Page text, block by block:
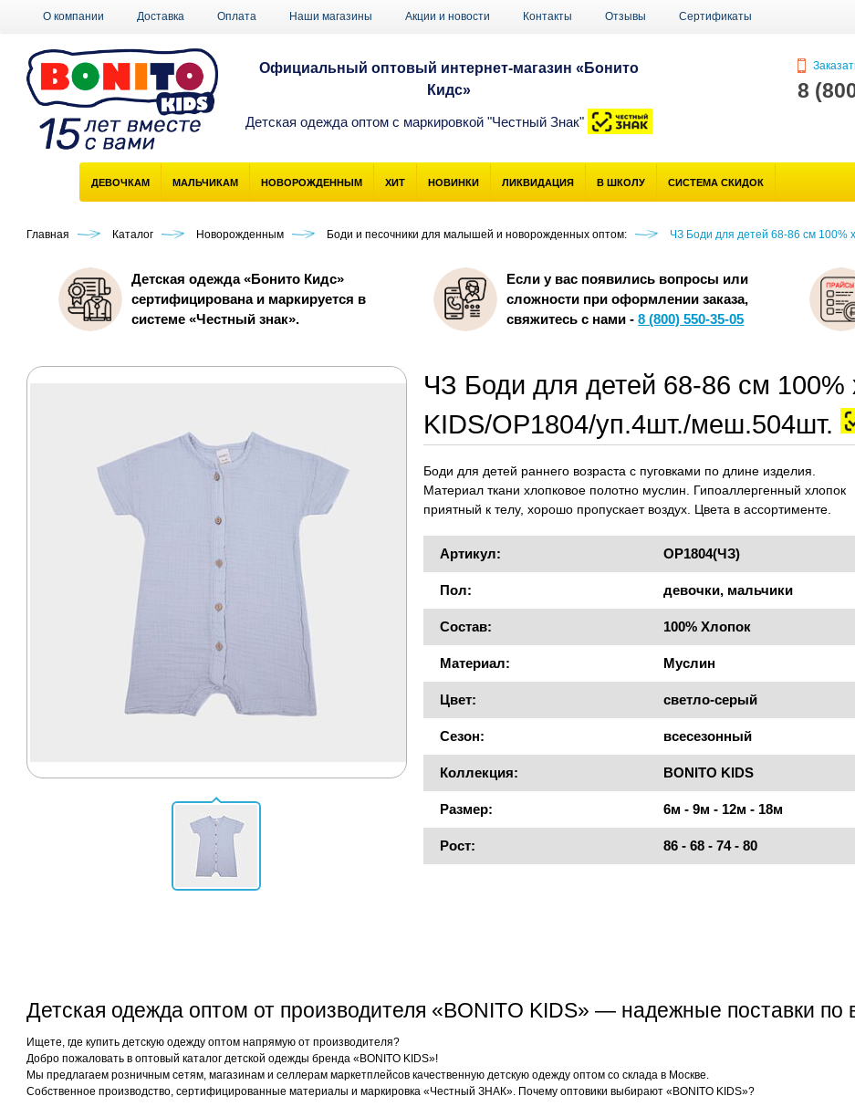
О компании Доставка Оплата Наши магазины Акции и новости Контакты Отзывы Сертификаты
8
Официальный оптовый интернет-магазин «Бонито
Кидс»
Детская одежда оптом с маркировкой "Честный Знак"
ДЕВОЧКАМ МАЛЬЧИКАМ НОВОРОЖДЕННЫМ ХИТ НОВИНКИ ЛИКВИДАЦИЯ В ШКОЛУ СИСТЕМА СКИДОК
Главная Каталог Новорожденным Боди и песочники для малышей и новорожденных оптом: ЧЗ Боди для детей 68-86 см 100%
Детская одежда «Бонито Кидс»
сертифицирована и маркируется в
системе «Честный знак».
Если у вас появились вопросы или
сложности при оформлении заказа,
свяжитесь с нами -8 (800) 550-35-05
ЧЗ Боди для детей 68-86 см 100%
KIDS/OP1804/уп.4шт./меш.504шт.
Боди для детей раннего возраста с пуговками по длине изделия.
Материал ткани хлопковое полотно муслин. Гипоаллергенный хлопок
приятный к телу, хорошо пропускает воздух. Цвета в ассортименте.
Артикул: OP1804(ЧЗ)
Пол: девочки, мальчики
Состав: 100% Хлопок
Материал: Муслин
Цвет: светло-серый
Сезон: всесезонный
Коллекция: BONITO KIDS
Размер: 6м - 9м - 12м - 18м
Рост: 86 - 68 - 74 - 80
Детская одежда оптом от производителя «BONITO KIDS» — надежные поставки
Ищете, где купить детскую одежду оптом напрямую от производителя?
Добро пожаловать в оптовый каталог детской одежды бренда «BONITO KIDS»!
Мы предлагаем розничным сетям, магазинам и селлерам маркетплейсов качественную детскую одежду оптом со склада в Москве.
Собственное производство, сертифицированные материалы и маркировка «Честный ЗНАК». Почему оптовики выбирают «BONITO KIDS»?